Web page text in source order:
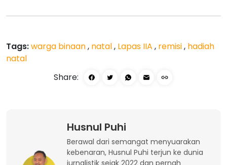
Tags:warga binaan, natal, Lapas IIA , remisi, hadiah
natal
Share:
Husnul Puhi
Berawal dari semangat menyuarakan
kebenaran, Husnul Puhi terjun ke dunia
jurnalistik sejak 2022 dan pernah